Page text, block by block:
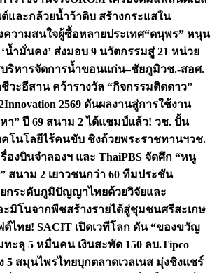
และกล้วยน้ำว้าดิบ สร้างกระแสใน
ความสนใจผู้ซื้อหลายประเทศ“ดนุพร” หนุน
น้ำมั่นคง’ ส่งมอบ 9 นวัตกรรมสู่ 21 หน่วย
ริหารจัดการน้ำขอนแก่น–ชัยภูมิวช.-สอศ.
วะอีสาน คว้ารางวัล “กิจกรรมติดดาว”
2569 ดันผลงานสู่การใช้งาน
า” ปี 69 สนาม 2 ได้แชมป์แล้ว! วช. ปั้น
คโนโลยีไร้คนขับ ชิงถ้วยพระราชทานฯวช.
องบินจำลองฯ และ ThaiPBS จัดศึก “หนู
สนาม 2 เยาวชนกว่า 60 ทีมประชัน
กระดับภูมิปัญญาไทยด้วยวิจัยและ
มิโนจากพืชสร้างรายได้สู่ชุมชนศรีสะเกษ
ไทย! SACIT เปิดเวทีโลก ดัน “ของขวัญ
ะลุ 5 หมื่นคน เงินสะพัด 150 ลบ.Tipco
5 สมุนไพรไทยบุกตลาดเวลเนส มุ่งชิงแชร์